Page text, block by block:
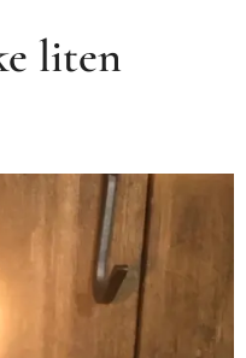
liten